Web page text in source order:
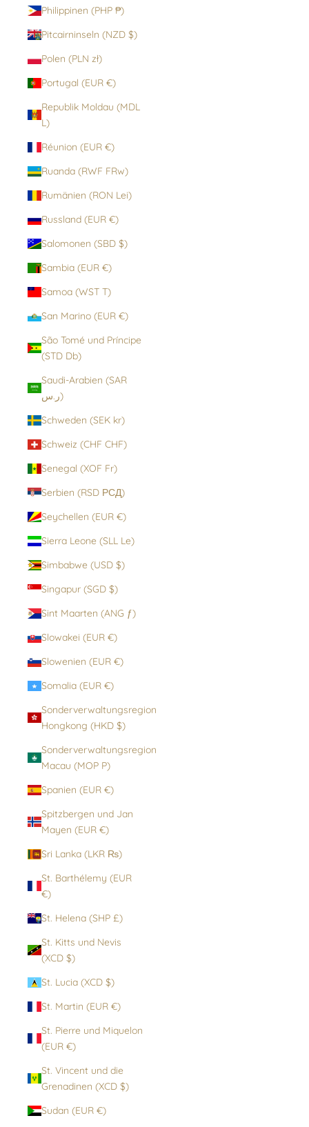
Philippinen (PHP ₱)
Pitcairninseln (NZD $)
Polen (PLN zł)
Portugal (EUR €)
Republik Moldau (MDL
L)
Réunion (EUR €)
Ruanda (RWF FRw)
Rumänien (RON Lei)
Russland (EUR €)
Salomonen (SBD $)
Sambia (EUR €)
Samoa (WST T)
San Marino (EUR €)
São Tomé und Príncipe
(STD Db)
Saudi-Arabien (SAR
ر.س)
Schweden (SEK kr)
Schweiz (CHF CHF)
Senegal (XOF Fr)
Serbien (RSD РСД)
Seychellen (EUR €)
Sierra Leone (SLL Le)
Simbabwe (USD $)
Singapur (SGD $)
Sint Maarten (ANG ƒ)
Slowakei (EUR €)
Slowenien (EUR €)
Somalia (EUR €)
Sonderverwaltungsregion
Hongkong (HKD $)
Sonderverwaltungsregion
Macau (MOP P)
Spanien (EUR €)
Spitzbergen und Jan
Mayen (EUR €)
Sri Lanka (LKR ₨)
St. Barthélemy (EUR
€)
St. Helena (SHP £)
St. Kitts und Nevis
(XCD $)
St. Lucia (XCD $)
St. Martin (EUR €)
St. Pierre und Miquelon
(EUR €)
St. Vincent und die
Grenadinen (XCD $)
Sudan (EUR €)